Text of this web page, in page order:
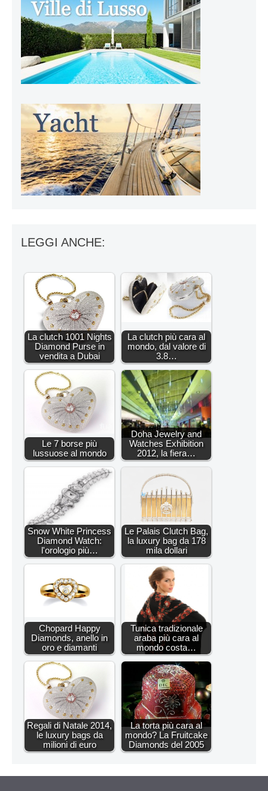
LEGGI ANCHE:
La clutch 1001 Nights
Diamond Purse in
vendita a Dubai
La clutch più cara al
mondo, dal valore di
3.8…
Le 7 borse più
lussuose al mondo
Doha Jewelry and
Watches Exhibition
2012, la fiera…
Snow White Princess
Diamond Watch:
l'orologio più…
Le Palais Clutch Bag,
la luxury bag da 178
mila dollari
Chopard Happy
Diamonds, anello in
oro e diamanti
Tunica tradizionale
araba più cara al
mondo costa…
Regali di Natale 2014,
le luxury bags da
milioni di euro
La torta più cara al
mondo? La Fruitcake
Diamonds del 2005